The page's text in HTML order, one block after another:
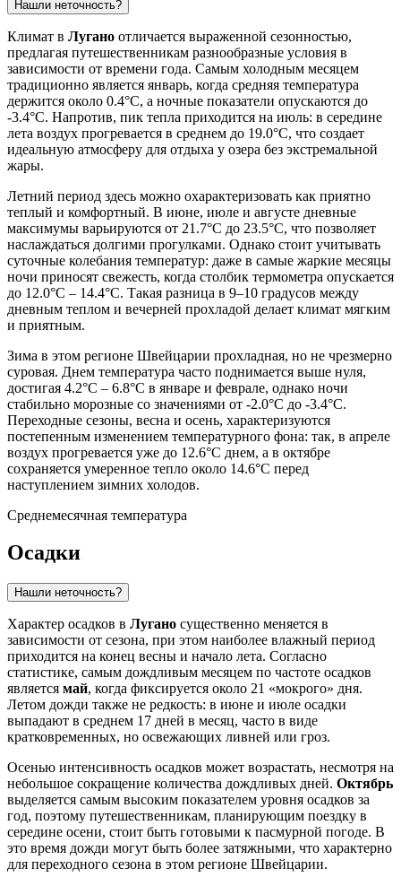
Нашли неточность?
Климат в Лугано отличается выраженной сезонностью,
предлагая путешественникам разнообразные условия в
зависимости от времени года. Самым холодным месяцем
традиционно является январь, когда средняя температура
держится около 0.4°C, а ночные показатели опускаются до
-3.4°C. Напротив, пик тепла приходится на июль: в середине
лета воздух прогревается в среднем до 19.0°C, что создает
идеальную атмосферу для отдыха у озера без экстремальной
жары.
Летний период здесь можно охарактеризовать как приятно
теплый и комфортный. В июне, июле и августе дневные
максимумы варьируются от 21.7°C до 23.5°C, что позволяет
наслаждаться долгими прогулками. Однако стоит учитывать
суточные колебания температур: даже в самые жаркие месяцы
ночи приносят свежесть, когда столбик термометра опускается
до 12.0°C – 14.4°C. Такая разница в 9–10 градусов между
дневным теплом и вечерней прохладой делает климат мягким
и приятным.
Зима в этом регионе Швейцарии прохладная, но не чрезмерно
суровая. Днем температура часто поднимается выше нуля,
достигая 4.2°C – 6.8°C в январе и феврале, однако ночи
стабильно морозные со значениями от -2.0°C до -3.4°C.
Переходные сезоны, весна и осень, характеризуются
постепенным изменением температурного фона: так, в апреле
воздух прогревается уже до 12.6°C днем, а в октябре
сохраняется умеренное тепло около 14.6°C перед
наступлением зимних холодов.
Среднемесячная температура
Осадки
Нашли неточность?
Характер осадков в Лугано существенно меняется в
зависимости от сезона, при этом наиболее влажный период
приходится на конец весны и начало лета. Согласно
статистике, самым дождливым месяцем по частоте осадков
является май, когда фиксируется около 21 «мокрого» дня.
Летом дожди также не редкость: в июне и июле осадки
выпадают в среднем 17 дней в месяц, часто в виде
кратковременных, но освежающих ливней или гроз.
Осенью интенсивность осадков может возрастать, несмотря на
небольшое сокращение количества дождливых дней. Октябрь
выделяется самым высоким показателем уровня осадков за
год, поэтому путешественникам, планирующим поездку в
середине осени, стоит быть готовыми к пасмурной погоде. В
это время дожди могут быть более затяжными, что характерно
для переходного сезона в этом регионе Швейцарии.